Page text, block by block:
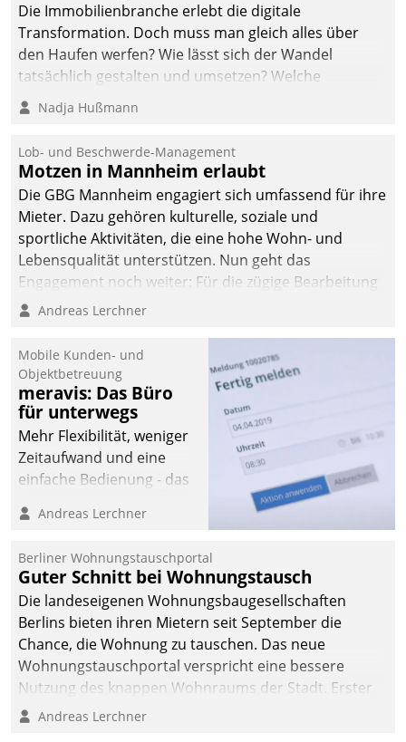
Die Immobilienbranche erlebt die digitale
Transformation. Doch muss man gleich alles über
den Haufen werfen? Wie lässt sich der Wandel
tatsächlich gestalten und umsetzen? Welche
Argumente zählen wirklich?
Nadja Hußmann
Lob- und Beschwerde-Management
Motzen in Mannheim erlaubt
Die GBG Mannheim engagiert sich umfassend für ihre
Mieter. Dazu gehören kulturelle, soziale und
sportliche Aktivitäten, die eine hohe Wohn- und
Lebensqualität unterstützen. Nun geht das
Engagement noch weiter: Für die zügige Bearbeitung
von Beschwerden – oder Lob – richtet das
und Beschwerde-Management einen eigenen Kanal
ein.
Andreas Lerchner
Mobile Kunden- und
Objektbetreuung
meravis: Das Büro
für unterwegs
Mehr Flexibilität, weniger
Zeitaufwand und eine
einfache Bedienung - das
Cockpit für mobile
Datatrain. Die meravis
Wohnungsbau- und
Immobilien GmbH hat
sich dabei für den Betrieb
der Lösung über die SAP
Cloud Platform
entschieden - als erstes
Unternehmen am
Andreas Lerchner
Berliner Wohnungstauschportal
Guter Schnitt bei Wohnungstausch
Die landeseigenen Wohnungsbaugesellschaften
Berlins bieten ihren Mietern seit September die
Chance, die Wohnung zu tauschen. Das neue
Wohnungstauschportal verspricht eine bessere
Nutzung des knappen Wohnraums der Stadt. Erster
Anwendungsfall für Datatrains Lösung API-Hub mit
Andreas Lerchner